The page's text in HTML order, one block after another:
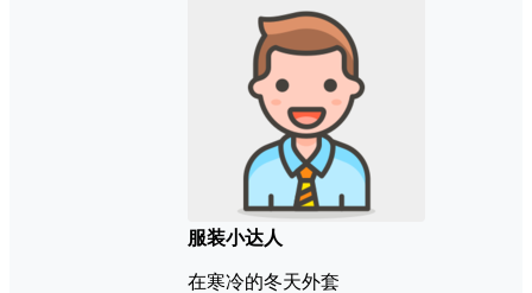
服装小达人
在寒冷的冬天外套